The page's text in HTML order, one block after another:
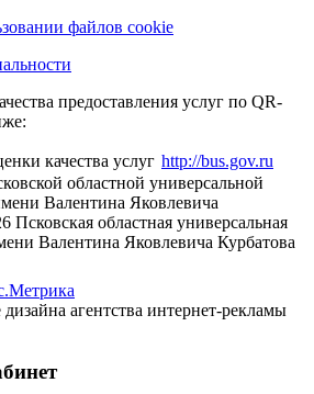
файлов cookie
предоставления услуг по QR-
http://bus.gov.ru
областной универсальной
Валентина Яковлевича
Псковская областная универсальная
Валентина Яковлевича Курбатова
агентства интернет-рекламы